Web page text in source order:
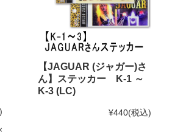
【JAGUAR (ジャガー)さ
ん】ステッカー K-1 ～
K-3 (LC)
¥440(税込)